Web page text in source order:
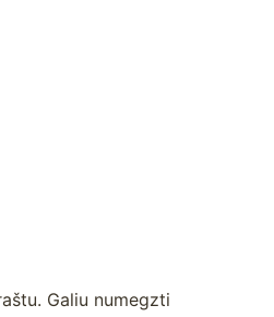
Galiu numegzti